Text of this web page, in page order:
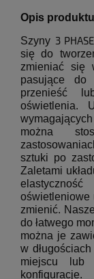
Opis
Szyny 3
się do
zmieniać się
pasujące do
przenieść
oświetlenia.
można
sztuki po
Zaletami
oświetleniowe
zmienić.
do łatwego
można je
w
miejscu lub
konfiguracje.